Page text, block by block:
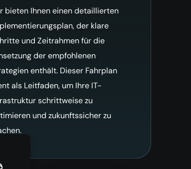
bieten Ihnen einen detaillierten
der klare
und Zeitrahmen für die
der empfohlenen
enthält. Dieser Fahrplan
als Leitfaden, um Ihre IT-
schrittweise zu
und zukunftssicher zu